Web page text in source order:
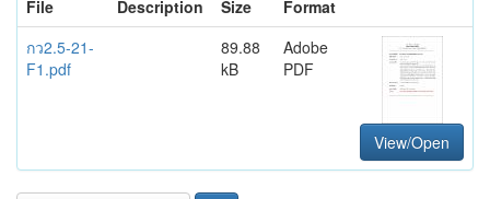
File
Description Size
Format
กว2.5-21-
F1.pdf
89.88
kB
Adobe
PDF
View/Open